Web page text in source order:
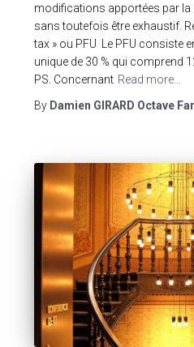
modifications apportées par la
sans toutefois être exhaustif.
tax » ou PFU Le PFU consiste
unique de 30 % qui comprend
PS. Concernant Read more…
By Damien GIRARD Octave